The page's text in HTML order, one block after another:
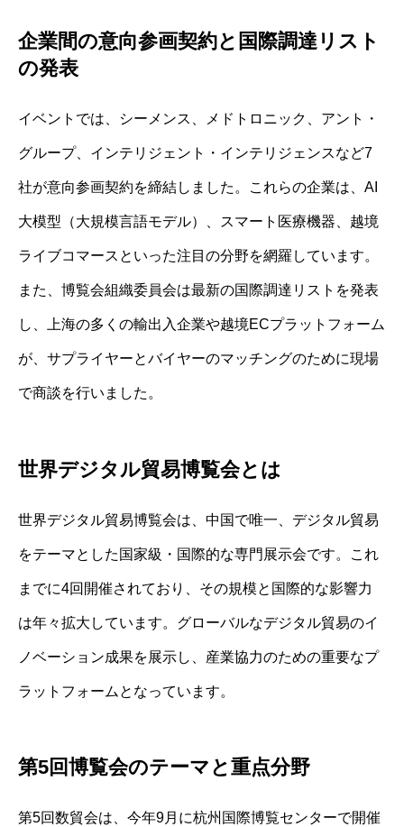
企業間の意向参画契約と国際調達リスト
の発表
イベントでは、シーメンス、メドトロニック、アント・
グループ、インテリジェント・インテリジェンスなど7
社が意向参画契約を締結しました。これらの企業は、AI
大模型（大規模言語モデル）、スマート医療機器、越境
ライブコマースといった注目の分野を網羅しています。
また、博覧会組織委員会は最新の国際調達リストを発表
し、上海の多くの輸出入企業や越境ECプラットフォーム
が、サプライヤーとバイヤーのマッチングのために現場
で商談を行いました。
世界デジタル貿易博覧会とは
世界デジタル貿易博覧会は、中国で唯一、デジタル貿易
をテーマとした国家級・国際的な専門展示会です。これ
までに4回開催されており、その規模と国際的な影響力
は年々拡大しています。グローバルなデジタル貿易のイ
ノベーション成果を展示し、産業協力のための重要なプ
ラットフォームとなっています。
第5回博覧会のテーマと重点分野
第5回数貿会は、今年9月に杭州国際博覧センターで開催